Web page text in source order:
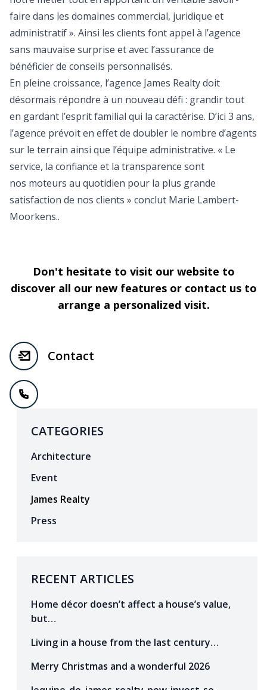
faire dans les domaines commercial, juridique et
administratif ». Ainsi les clients font appel à l’agence
sans mauvaise surprise et avec l’assurance de
bénéficier de conseils personnalisés.
En pleine croissance, l’agence James Realty doit
désormais répondre à un nouveau défi : grandir tout
en gardant l’esprit familial qui la caractérise. D’ici 3 ans,
l’agence prévoit en effet de doubler le nombre d’agents
sur le terrain ainsi que l’équipe administrative. « Le
service, la confiance et la transparence sont
nos moteurs au quotidien pour la plus grande
satisfaction de nos clients » conclut Marie Lambert-
Moorkens..
Don't hesitate to visit our website to
discover all our new features or contact us to
arrange a personalized visit.
Contact
CATEGORIES
Architecture
Event
James Realty
Press
RECENT ARTICLES
Home décor doesn’t affect a house’s value,
but…
Living in a house from the last century…
Merry Christmas and a wonderful 2026